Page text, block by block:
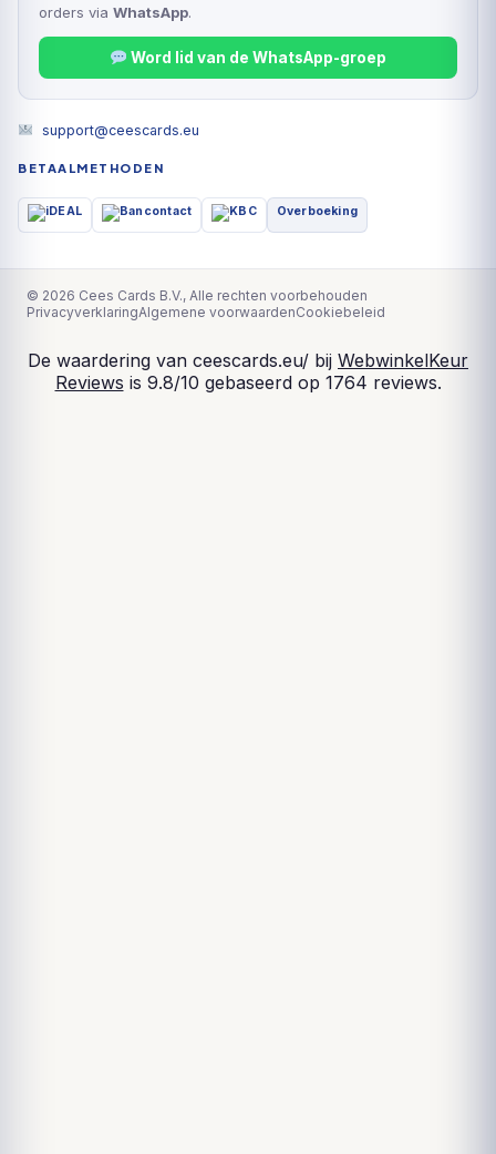
orders via WhatsApp.
Word lid van de WhatsApp-groep
support@ceescards.eu
BETAALMETHODEN
Overboeking
© 2026 Cees Cards B.V., Alle rechten voorbehouden
PrivacyverklaringAlgemene voorwaardenCookiebeleid
De waardering van ceescards.eu/ bij WebwinkelKeur
Reviews is 9.8/10 gebaseerd op 1764 reviews.